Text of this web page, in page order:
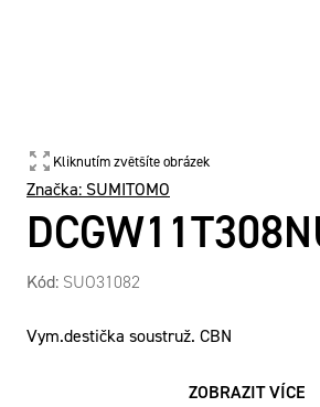
Kliknutím zvětšíte obrázek
Značka: SUMITOMO
Kód: SUO31082
Vym.destička soustruž. CBN
ZOBRAZIT VÍCE